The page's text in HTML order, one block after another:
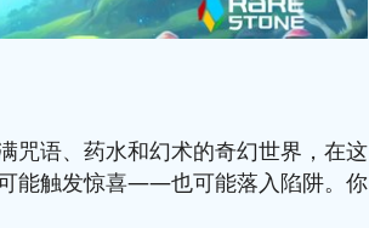
咒语、药水和幻术的奇幻世界，在这
能触发惊喜——也可能落入陷阱。你